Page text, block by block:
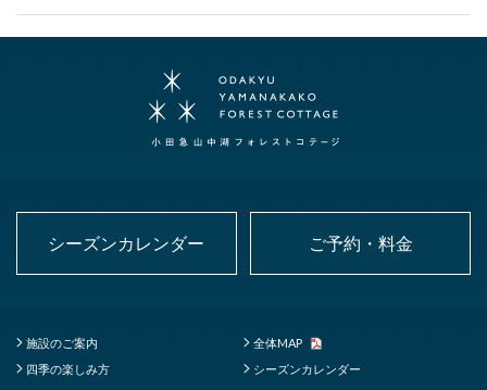
シーズンカレンダー ご予約・料金
施設のご案内
全体MAP
四季の楽しみ方
シーズンカレンダー